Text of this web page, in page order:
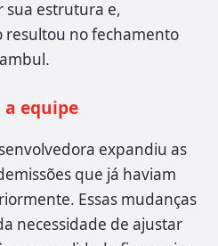
sua estrutura e,
resultou no fechamento
a equipe
expandiu as
que já haviam
Essas mudanças
necessidade de ajustar